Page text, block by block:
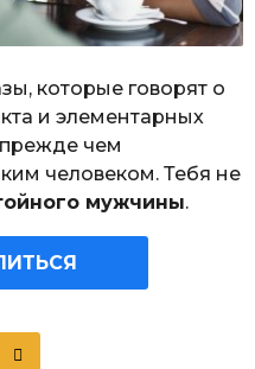
которые говорят о
и элементарных
чем
человеком. Тебя не
мужчины.